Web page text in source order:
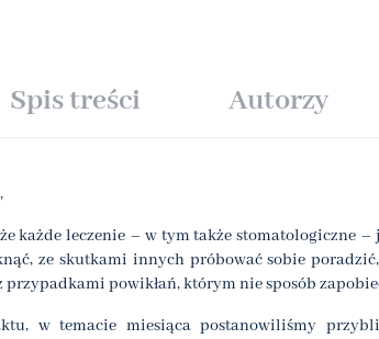
Spis treści Autorzy
każde leczenie – w tym także stomatologiczne
ze skutkami innych próbować sobie
przypadkami powikłań, którym nie sposób
w temacie miesiąca postanowiliśmy